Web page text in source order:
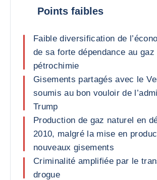
Points faibles
Faible diversification de
de sa forte dépendance au
pétrochimie
Gisements partagés avec le
soumis au bon vouloir de
Trump
Production de gaz naturel en
2010, malgré la mise en
nouveaux gisements
Criminalité amplifiée par le
drogue